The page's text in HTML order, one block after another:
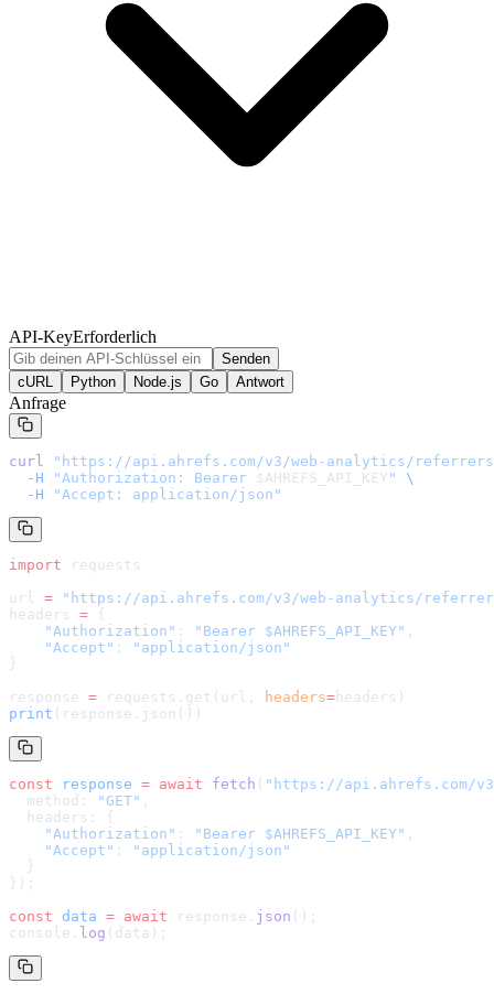
API-KeyErforderlich
Senden
cURL
Python Node.js Go Antwort
Anfrage
curl " https://api.ahrefs.com/v3/web-analytics/referrers
  -H
"Authorization: Bearer $AHREFS_API_KEY "
\
  -H
"Accept: application/json"
import requests
url = " https://api.ahrefs.com/v3/web-analytics/
headers = {
    "Authorization"
: "Bearer $AHREFS_API_KEY" ,
    "Accept"
:
"application/json"
}
response = requests.get(url, headers= headers )
print (response.json())
const response = await fetch ( " https://api.ahrefs.com/
  method:
"GET" ,
  headers: {
    "Authorization"
: "Bearer $AHREFS_API_KEY" ,
    "Accept"
:
"application/json"
  }
});
const data = await response. json ();
console. log (data);